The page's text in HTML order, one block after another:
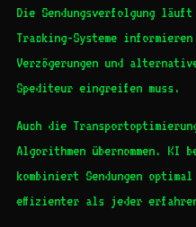
Die Sendungsverfolgung
Tracking-Systeme
Verzögerungen und
Spediteur eingreifen muss.
Auch die
Algorithmen übernommen. KI
kombiniert Sendungen
effizienter als jeder